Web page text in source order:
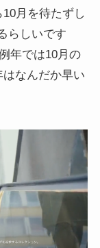
月を待たずし
らしいです
年では10月の
なんだか早い